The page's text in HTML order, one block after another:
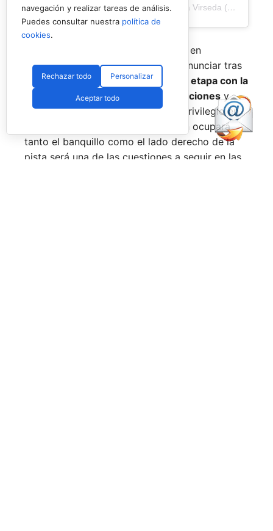
Una publicación compartida de Veronica Virseda (@verovirseda)
Con el mercado de parejas todavía en
movimiento y varios cambios por anunciar tras
el verano,Virseda inicia una nueva etapa con la
mirada puesta en recuperar sensaciones y
volver a pelear por posiciones de privilegio en
el circuito. La incógnita sobre quién ocupará
tanto el banquillo como el lado derecho de la
pista será una de las cuestiones a seguir en las
navegación y realizar tareas de análisis.
Puedes consultar nuestra política de
cookies.
Rechazar todo Personalizar
Aceptar todo